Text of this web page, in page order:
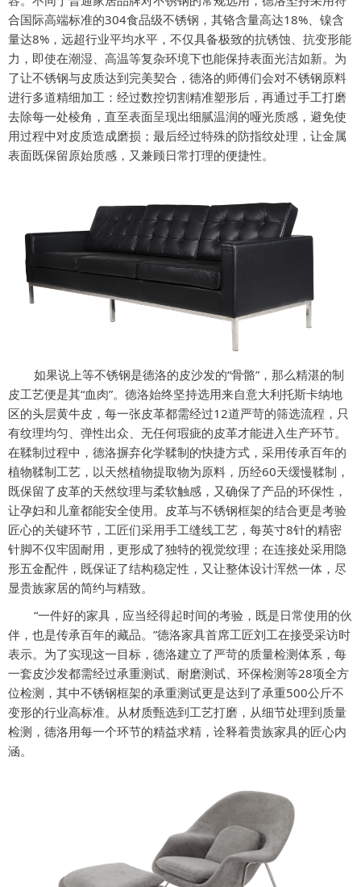
合国际高端标准的304食品级不锈钢，其铬含量高达18%、镍含
量达8%，远超行业平均水平，不仅具备极致的抗锈蚀、抗变形能
力，即使在潮湿、高温等复杂环境下也能保持表面光洁如新。为
了让不锈钢与皮质达到完美契合，德洛的师傅们会对不锈钢原料
进行多道精细加工：经过数控切割精准塑形后，再通过手工打磨
去除每一处棱角，直至表面呈现出细腻温润的哑光质感，避免使
用过程中对皮质造成磨损；最后经过特殊的防指纹处理，让金属
表面既保留原始质感，又兼顾日常打理的便捷性。
如果说上等不锈钢是德洛的皮沙发的“骨骼”，那么精湛的制
皮工艺便是其“血肉”。德洛始终坚持选用来自意大利托斯卡纳地
区的头层黄牛皮，每一张皮革都需经过12道严苛的筛选流程，只
有纹理均匀、弹性出众、无任何瑕疵的皮革才能进入生产环节。
在鞣制过程中，德洛摒弃化学鞣制的快捷方式，采用传承百年的
植物鞣制工艺，以天然植物提取物为原料，历经60天缓慢鞣制，
既保留了皮革的天然纹理与柔软触感，又确保了产品的环保性，
让孕妇和儿童都能安全使用。皮革与不锈钢框架的结合更是考验
匠心的关键环节，工匠们采用手工缝线工艺，每英寸8针的精密
针脚不仅牢固耐用，更形成了独特的视觉纹理；在连接处采用隐
形五金配件，既保证了结构稳定性，又让整体设计浑然一体，尽
显贵族家居的简约与精致。
“一件好的家具，应当经得起时间的考验，既是日常使用的伙
伴，也是传承百年的藏品。”德洛家具首席工匠刘工在接受采访时
表示。为了实现这一目标，德洛建立了严苛的质量检测体系，每
一套皮沙发都需经过承重测试、耐磨测试、环保检测等28项全方
位检测，其中不锈钢框架的承重测试更是达到了承重500公斤不
变形的行业高标准。从材质甄选到工艺打磨，从细节处理到质量
检测，德洛用每一个环节的精益求精，诠释着贵族家具的匠心内
涵。